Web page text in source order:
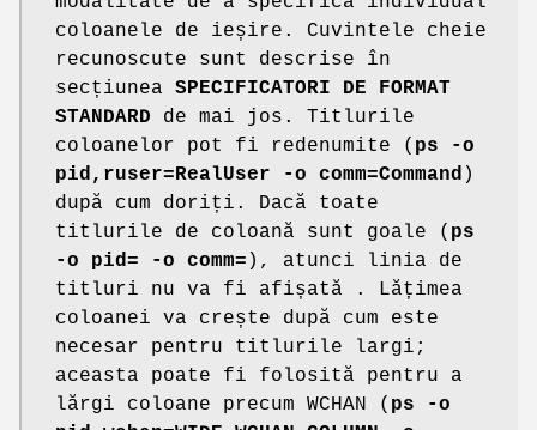
coloanele de ieșire. Cuvintele cheie
recunoscute sunt descrise în
secțiunea SPECIFICATORI DE FORMAT
STANDARD de mai jos. Titlurile
coloanelor pot fi redenumite ( ps -o
pid,ruser=RealUser -o comm=Command )
după cum doriți. Dacă toate
titlurile de coloană sunt goale ( ps
-o pid= -o comm= ), atunci linia de
titluri nu va fi afișată . Lățimea
coloanei va crește după cum este
necesar pentru titlurile largi;
aceasta poate fi folosită pentru a
lărgi coloane precum WCHAN ( ps -o